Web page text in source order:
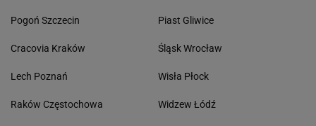
Pogoń Szczecin
Cracovia Kraków
Lech Poznań
Raków Częstochowa
Piast Gliwice
Śląsk Wrocław
Wisła Płock
Widzew Łódź